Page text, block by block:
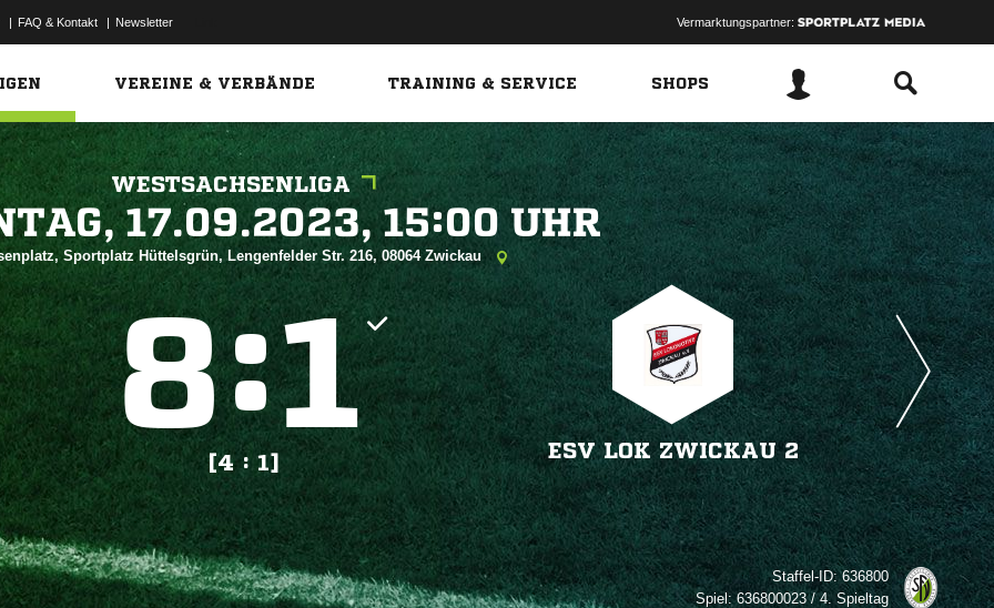
| FAQ & Kontakt | Newsletter Vermarktungspartner:
VEREINE & VERBÄNDE TRAINING & SERVICE SHOPS
WESTSACHSENLIGA
  
Sportplatz Hüttelsgrün, Lengenfelder Str. 216, 08064 Zwickau
:
[4 : 1]
ESV LOK ZWICKAU 2
Staffel-ID:636800
Spiel:636800023 / 4. Spieltag